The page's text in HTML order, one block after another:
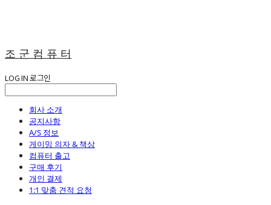
조 군 컴 퓨 터
LOG IN로그인
회사 소개
공지사항
A/S 정보
게이밍 의자 & 책상
컴퓨터 출고
구매 후기
개인 결제
1:1 맞춤 견적 요청